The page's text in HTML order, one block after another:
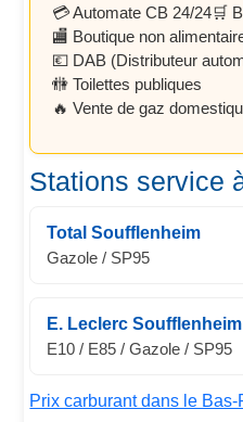
💳 Automate CB 24/24🛒
🏬 Boutique non
💶 DAB (Distributeur
🚻 Toilettes publiques
🔥 Vente de gaz
Stations service
Total Soufflenheim
Gazole / SP95
E. Leclerc Soufflenheim
E10 / E85 / Gazole / SP95
Prix carburant dans le Bas-